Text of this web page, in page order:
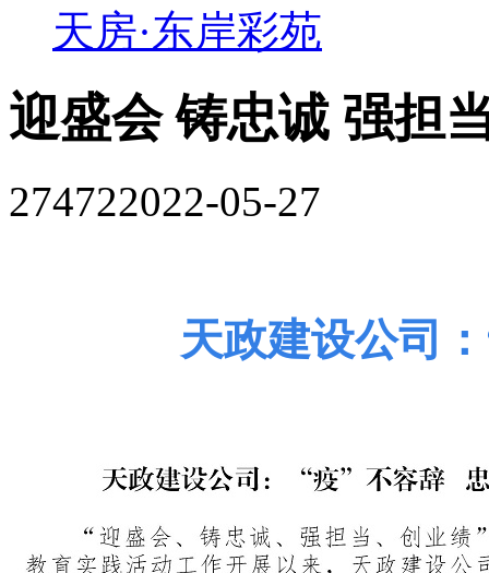
天房·东岸彩苑
迎盛会 铸忠诚 强担
274722022-05-27
天政建设公司